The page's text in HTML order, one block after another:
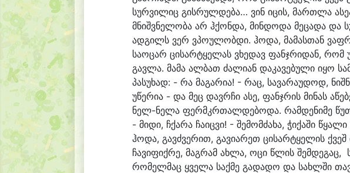
სურვილიც გისრულდება… ვინ იცის, მართლა
მნიშვნელობა არ ჰქონდა, მინდოდა მეცადა და
ადგილს ვერ ვპოულობდი. ჰოდა, მამასთან
საოცარ ცისარტყელას ვხედავ ფანჯრიდან, რომ
გავლა. მამა ალბათ ძალიან დაკავებული იყო
პასუხად: - რა მაგარია! - რაც, სავარაუდოდ,
უწერია - და მეც დავრჩი ასე, ფანჯრის მინას
ნელ-ნელა ფერმკრთალდებოდა. რამდენიმე
- მიდი, ჩქარა ჩაიცვი! - შემომძახა, ჭიქაში
ჰოდა, გავძვერით, გავიარეთ ცისარტყელის
ჩავიფიქრე, მაგრამ ახლა, ოცი წლის შემდეგაც,
რომელმაც ყველა საქმე გადადო და სახლში